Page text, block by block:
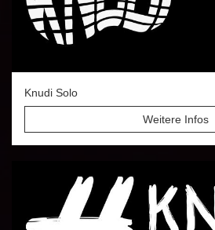
Knudi Solo
Weitere Infos